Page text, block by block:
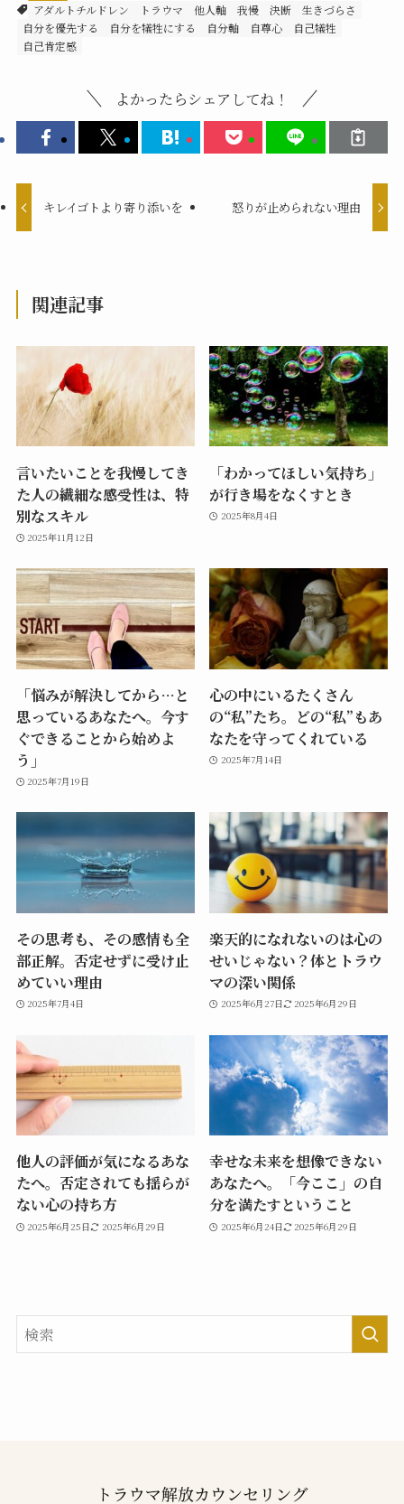
アダルトチルドレン
トラウマ 他人軸 我慢 決断
生きづらさ
自分を優先する
自分を犠牲にする 自分軸 自尊心
自己犠牲
自己肯定感
よかったらシェアしてね！
キレイゴトより寄り添いを 怒りが止められない理由
関連記事
言いたいことを我慢してき
た人の繊細な感受性は、特
別なスキル
2025年11月12日
「わかってほしい気持ち」
が行き場をなくすとき
2025年8月4日
「悩みが解決してから…と
思っているあなたへ。今す
ぐできることから始めよ
う」
2025年7月19日
心の中にいるたくさん
の“私”たち。どの“私”もあ
なたを守ってくれている
2025年7月14日
その思考も、その感情も全
部正解。否定せずに受け止
めていい理由
2025年7月4日
楽天的になれないのは心の
せいじゃない？体とトラウ
マの深い関係
2025年6月27日 2025年6月29日
他人の評価が気になるあな
たへ。否定されても揺らが
ない心の持ち方
2025年6月25日 2025年6月29日
幸せな未来を想像できない
あなたへ。「今ここ」の自
分を満たすということ
2025年6月24日 2025年6月29日